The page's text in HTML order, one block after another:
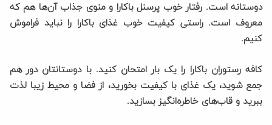
دوستانه است. رفتار خوب پرسنل باکارا و منوی جذاب آن‌ها هم که
معروف است. راستی کیفیت خوب غذای باکارا را نباید فراموش
کنیم.
کافه رستوران باکارا را یک بار امتحان کنید. با دوستانتان دور هم
جمع شوید، یک غذای با کیفیت بخورید، از فضا و محیط زیبا لذت
ببرید و قاب‌های خاطره‌انگیز بسازید.